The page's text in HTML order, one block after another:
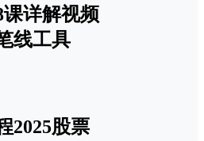
课详解视频
线工具
2025股票